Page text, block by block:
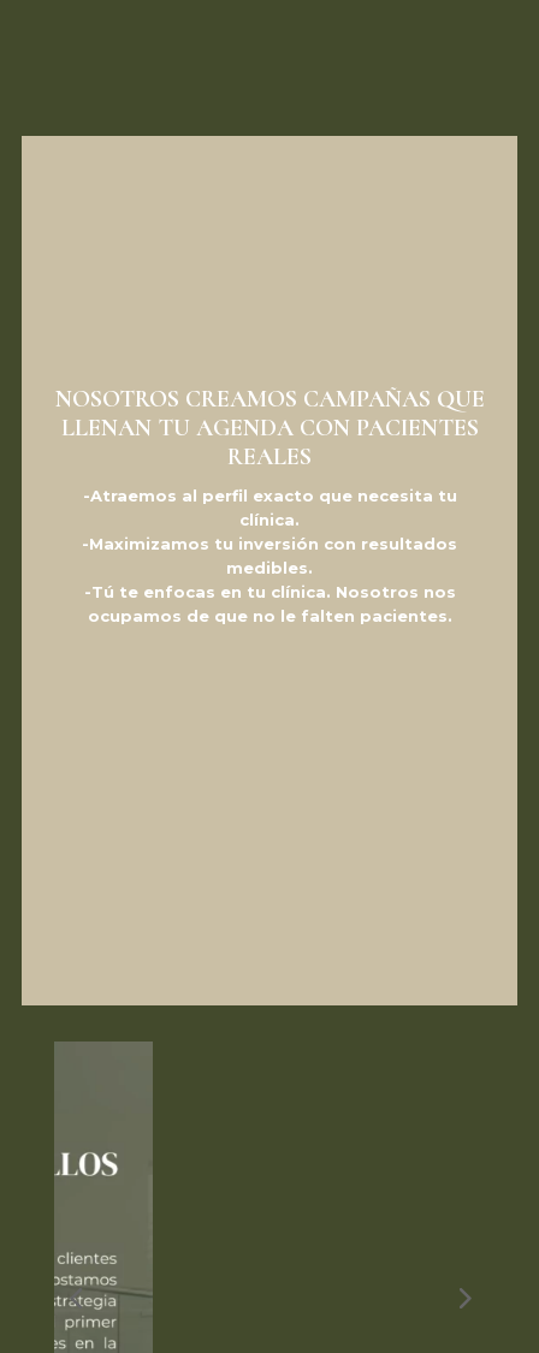
NOSOTROS CREAMOS CAMPAÑAS QUE
LLENAN TU AGENDA CON PACIENTES
REALES
-Atraemos al perfil exacto que necesita tu
clínica.
-Maximizamos tu inversión con resultados
medibles.
-Tú te enfocas en tu clínica. Nosotros nos
ocupamos de que no le falten pacientes.